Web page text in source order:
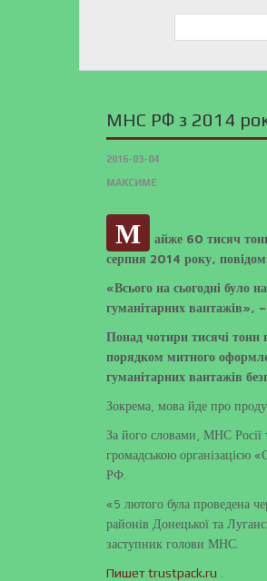
МНС РФ з 2014
2016-03-04
МАКСИМЕ
М
айже 60 тисяч
серпня 2014 року,
«Всього на сьогодні було
гуманітарних вантажів»,
Понад чотири тисячі тонн
порядком митного
гуманітарних вантажів
Зокрема, мова йде про
За його словами, МНС Росії
громадською організацією
РФ.
«5 лютого була проведена
районів Донецької та
заступник голови МНС.
Пишет trustpack.ru